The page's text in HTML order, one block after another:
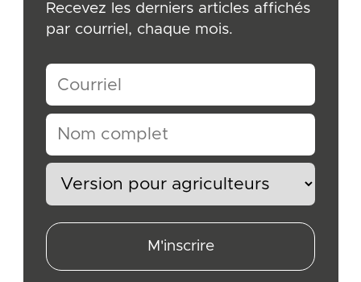
Recevez les derniers articles affichés
par courriel, chaque mois.
M'inscrire